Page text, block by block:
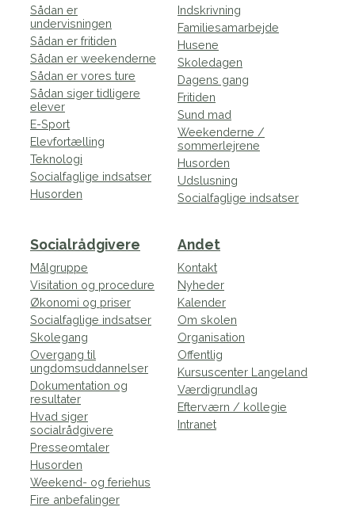
Sådan er
undervisningen
Sådan er fritiden
Sådan er weekenderne
Sådan er vores ture
Sådan siger tidligere
elever
E-Sport
Elevfortælling
Teknologi
Socialfaglige indsatser
Husorden
Indskrivning
Familiesamarbejde
Husene
Skoledagen
Dagens gang
Fritiden
Sund mad
Weekenderne /
sommerlejrene
Husorden
Udslusning
Socialfaglige indsatser
Socialrådgivere
Målgruppe
Visitation og procedure
Økonomi og priser
Socialfaglige indsatser
Skolegang
Overgang til
ungdomsuddannelser
Dokumentation og
resultater
Hvad siger
socialrådgivere
Presseomtaler
Husorden
Weekend- og feriehus
Fire anbefalinger
Andet
Kontakt
Nyheder
Kalender
Om skolen
Organisation
Offentlig
Kursuscenter Langeland
Værdigrundlag
Efterværn / kollegie
Intranet